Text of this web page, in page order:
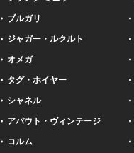
ブルガリ
ジャガー・ルクルト
オメガ
タグ・ホイヤー
シャネル
アバウト・ヴィンテージ
コルム